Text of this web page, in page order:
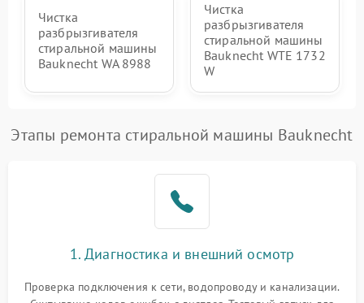
Чистка
разбрызгивателя
стиральной машины
Bauknecht WA 8988
Чистка
разбрызгивателя
стиральной машины
Bauknecht WTE 1732
W
Этапы ремонта стиральной машины Bauknecht
1. Диагностика и внешний осмотр
Проверка подключения к сети, водопроводу и канализации.